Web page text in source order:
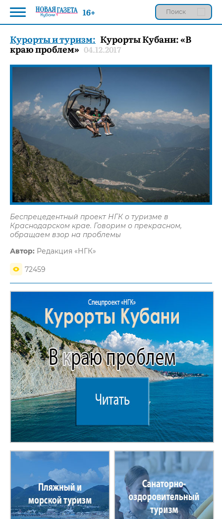
Курорты и туризм: Курорты Кубани: «В
краю проблем» 04.12.2017
Беспрецедентный проект НГК о туризме в
Краснодарском крае. Говорим о прекрасном,
обращаем взор на проблемы
Автор: Редакция «НГК»
72459
16+